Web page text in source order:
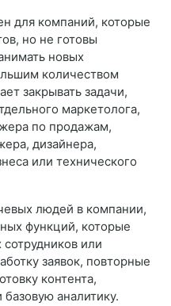
для компаний, которые
но не готовы
новых
количеством
закрывать задачи,
маркетолога,
по продажам,
дизайнера,
или технического
людей в компании,
функций, которые
или
заявок, повторные
контента,
аналитику.